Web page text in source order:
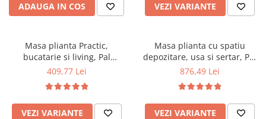
ADAUGA IN COS VEZI VARIANTE
Masa plianta Practic,
bucatarie si living, Pal
Melaminat, insertii lemn
rotunjite, 120x74x75 cm,
stejar sonoma
409,77 Lei
VEZI VARIANTE
Masa plianta cu spatiu
depozitare, usa si sertar, Pal
Melaminat, structura lemn
160x96x80 cm, fag
876,49 Lei
VEZI VARIANTE